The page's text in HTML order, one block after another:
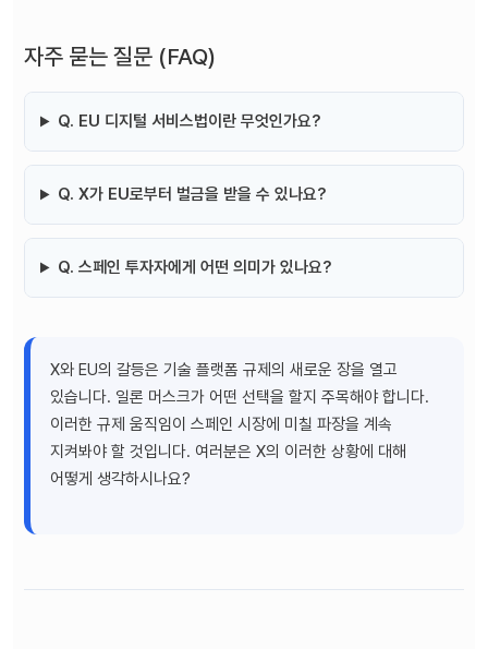
자주 묻는 질문 (FAQ)
Q. EU 디지털 서비스법이란 무엇인가요?
Q. X가 EU로부터 벌금을 받을 수 있나요?
Q. 스페인 투자자에게 어떤 의미가 있나요?
X와 EU의 갈등은 기술 플랫폼 규제의 새로운 장을 열고
있습니다. 일론 머스크가 어떤 선택을 할지 주목해야 합니다.
이러한 규제 움직임이 스페인 시장에 미칠 파장을 계속
지켜봐야 할 것입니다. 여러분은 X의 이러한 상황에 대해
어떻게 생각하시나요?